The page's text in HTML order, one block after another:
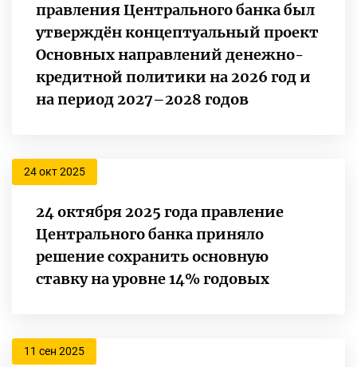
правления Центрального банка был
утверждён концептуальный проект
Основных направлений денежно-
кредитной политики на 2026 год и
на период 2027–2028 годов
24 окт 2025
24 октября 2025 года правление
Центрального банка приняло
решение сохранить основную
ставку на уровне 14% годовых
11 сен 2025